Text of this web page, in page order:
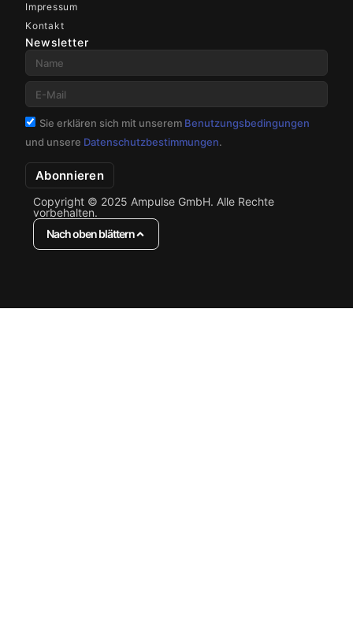
Impressum
Kontakt
Newsletter
Sie erklären sich mit unserem Benutzungsbedingungen
und unsere Datenschutzbestimmungen.
Abonnieren
Copyright © 2025 Ampulse GmbH. Alle Rechte
vorbehalten.
Nach oben blättern